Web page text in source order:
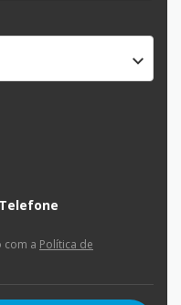
Telefone
com a Política de